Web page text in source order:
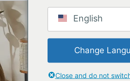
English
Change
Close and do not